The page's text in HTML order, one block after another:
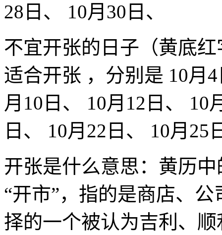
28日、 10月30日、
不宜开张的日子（黄底红
适合开张 ，分别是 10月
月10日、 10月12日、 10
日、 10月22日、 10月25
开张是什么意思：‌黄历
“开市”，指的是商店、
择的一个被认为吉利、